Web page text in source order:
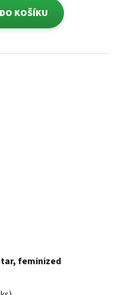
DO KOŠÍKU
feminized